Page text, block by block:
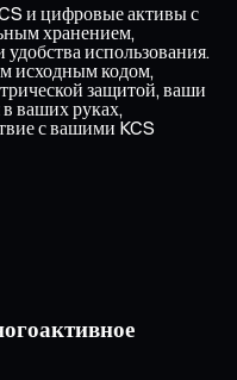
и цифровые активы с
хранением,
использования.
исходным кодом,
защитой, ваши
ваших руках,
с вашими KCS